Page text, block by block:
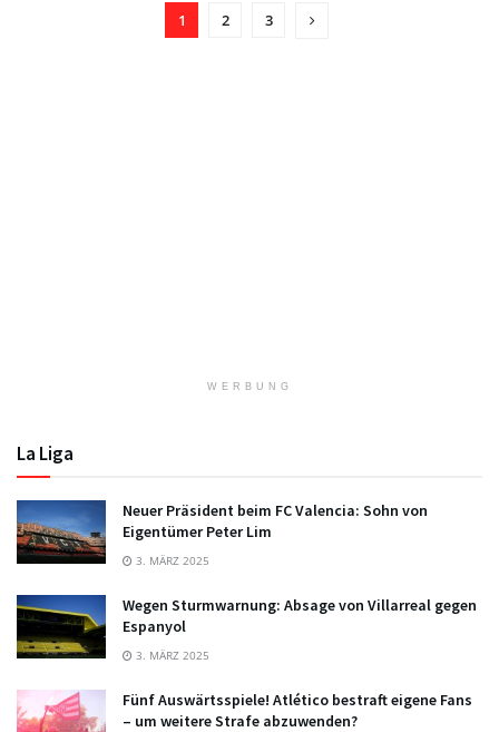
1 2 3
WERBUNG
La Liga
Neuer Präsident beim FC Valencia: Sohn von
Eigentümer Peter Lim
3. MÄRZ 2025
Wegen Sturmwarnung: Absage von Villarreal gegen
Espanyol
3. MÄRZ 2025
Fünf Auswärtsspiele! Atlético bestraft eigene Fans
– um weitere Strafe abzuwenden?